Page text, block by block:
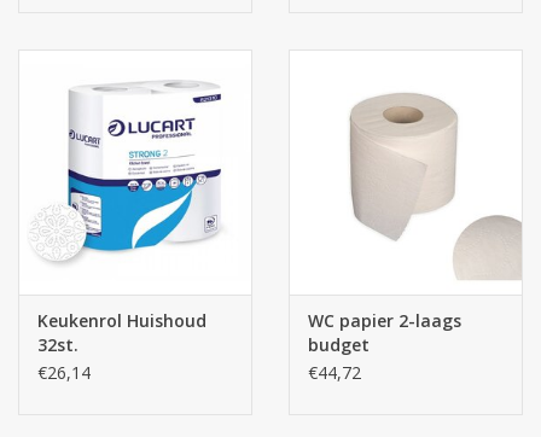
Keukenrol Huishoud
32st.
€26,14
WC papier 2-laags
budget
€44,72